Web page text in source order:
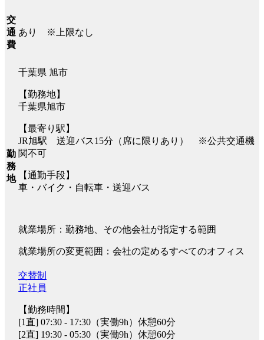
交
通
費
あり ※上限なし
勤
務
地
千葉県 旭市
【勤務地】
千葉県旭市
【最寄り駅】
JR旭駅 送迎バス15分（席に限りあり） ※公共交通機
関不可
【通勤手段】
車・バイク・自転車・送迎バス
就業場所：勤務地、その他会社が指定する範囲
就業場所の変更範囲：会社の定めるすべてのオフィス
交替制
正社員
【勤務時間】
[1直] 07:30 - 17:30（実働9h）休憩60分
[2直] 19:30 - 05:30（実働9h）休憩60分